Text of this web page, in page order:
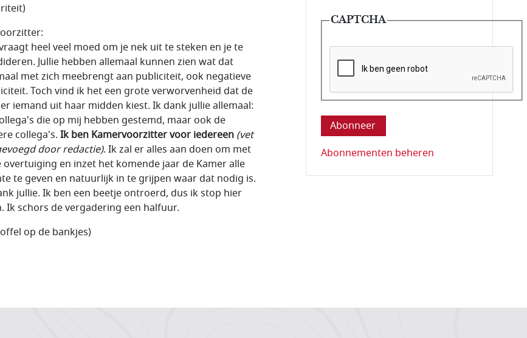
heel veel moed om je nek uit te steken en je te
Jullie hebben allemaal kunnen zien wat dat
met zich meebrengt aan publiciteit, ook negatieve
Toch vind ik het een grote verworvenheid dat de
iemand uit haar midden kiest. Ik dank jullie allemaal:
die op mij hebben gestemd, maar ook de
collega's. Ik ben Kamervoorzitter voor iedereen (vet
door redactie). Ik zal er alles aan doen om met
overtuiging en inzet het komende jaar de Kamer alle
te geven en natuurlijk in te grijpen waar dat nodig is.
jullie. Ik ben een beetje ontroerd, dus ik stop hier
Ik schors de vergadering een halfuur.
op de bankjes)
CAPTCHA
Deze vraag is om te controleren dat u
Abonnementen beheren